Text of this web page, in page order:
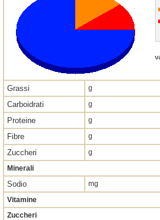
Grassi g
Carboidrati g
Proteine g
Fibre g
Zuccheri g
Minerali
Sodio mg
Vitamine
Zuccheri